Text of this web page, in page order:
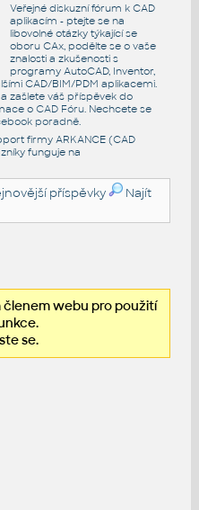
Veřejné diskuzní fórum k CAD
aplikacím - ptejte se na
libovolné otázky týkající se
oboru CAx, podělte se o vaše
znalosti a zkušenosti s
programy AutoCAD, Inventor,
CAD/BIM/PDM aplikacemi.
zašlete váš příspěvek do
o CAD Fóru. Nechcete se
poradně.
firmy ARKANCE (CAD
funguje na
příspěvky
Najít
webu pro použití
se.